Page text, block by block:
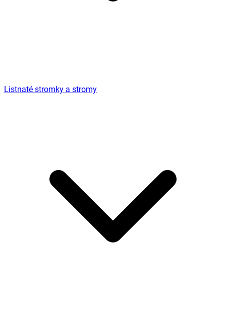
Listnaté stromky a stromy